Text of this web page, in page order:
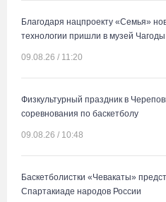
Благодаря нацпроекту «Семья»
технологии пришли в музей Чагоды
09.08.26 / 11:20
Физкультурный праздник в
соревнования по баскетболу
09.08.26 / 10:48
Баскетболистки «Чевакаты»
Спартакиаде народов России